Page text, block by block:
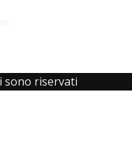
sono riservati